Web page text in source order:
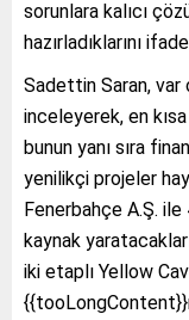
sorunlara kalıcı
hazırladıklarını
Sadettin Saran, var
inceleyerek, en
bunun yanı sıra
yenilikçi projeler
Fenerbahçe A.Ş.
kaynak
iki etaplı Yellow